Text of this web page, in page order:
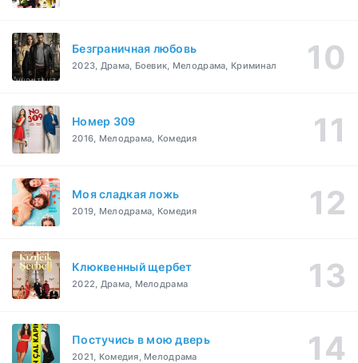
Безграничная любовь
2023, Драма, Боевик, Мелодрама, Криминал
Номер 309
2016, Мелодрама, Комедия
Моя сладкая ложь
2019, Мелодрама, Комедия
Клюквенный щербет
2022, Драма, Мелодрама
Постучись в мою дверь
2021, Комедия, Мелодрама